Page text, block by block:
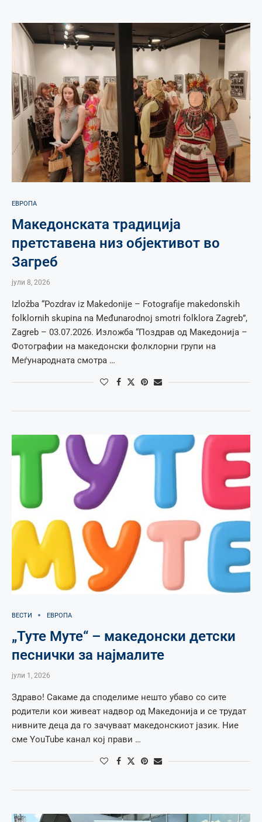
ЕВРОПА
Македонската традиција
претставена низ објективот во
Загреб
јули 8, 2026
Izložba “Pozdrav iz Makedonije – Fotografije makedonskih
folklornih skupina na Međunarodnoj smotri folklora Zagreb”,
Zagreb – 03.07.2026. Изложба “Поздрав од Македонија –
Фотографии на македонски фолклорни групи на
Меѓународната смотра …
ВЕСТИ ЕВРОПА
„Туте Муте“ – македонски детски
песнички за најмалите
јули 1, 2026
Здраво! Сакаме да споделиме нешто убаво со сите
родители кои живеат надвор од Македонија и се трудат
нивните деца да го зачуваат македонскиот јазик. Ние
сме YouTube канал кој прави …